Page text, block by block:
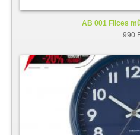
AB 001 Filces
990